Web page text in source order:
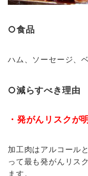
○食品
ハム、ソーセージ、
○減らすべき理由
・発がんリスクが
加工肉はアルコール
って最も発がんリス
ます。